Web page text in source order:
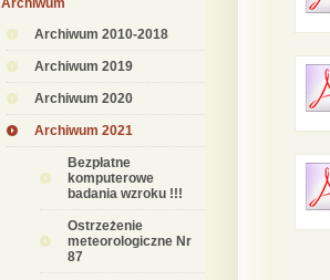
Archiwum
Archiwum 2010-2018
Archiwum 2019
Archiwum 2020
Archiwum 2021
Bezpłatne
komputerowe
badania wzroku !!!
Ostrzeżenie
meteorologiczne Nr
87